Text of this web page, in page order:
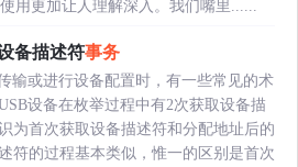
用更加让人理解深入。我们嘴里......
备描述符事务
输或进行设备配置时，有一些常见的术
设备在枚举过程中有2次获取设备描
为首次获取设备描述符和分配地址后的
符的过程基本类似，惟一的区别是首次